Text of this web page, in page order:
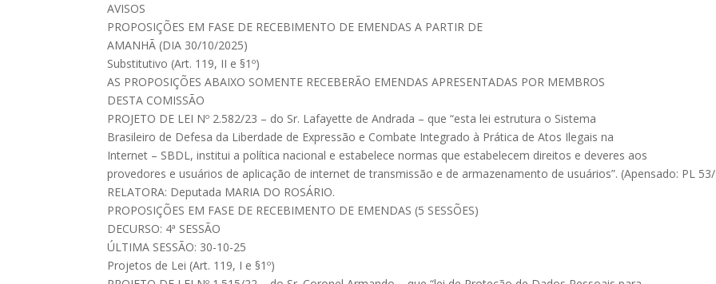
AVISOS
PROPOSIÇÕES EM FASE DE RECEBIMENTO DE EMENDAS A PARTIR DE
AMANHÃ (DIA 30/10/2025)
Substitutivo (Art. 119, II e §1º)
AS PROPOSIÇÕES ABAIXO SOMENTE RECEBERÃO EMENDAS APRESENTADAS POR MEMBROS
DESTA COMISSÃO
PROJETO DE LEI Nº 2.582/23 – do Sr. Lafayette de Andrada – que “esta lei estrutura o Sistema
Brasileiro de Defesa da Liberdade de Expressão e Combate Integrado à Prática de Atos Ilegais na
Internet – SBDL, institui a política nacional e estabelece normas que estabelecem direitos e deveres aos
provedores e usuários de aplicação de internet de transmissão e de armazenamento de usuários”. (Apensado: PL
RELATORA: Deputada MARIA DO ROSÁRIO.
PROPOSIÇÕES EM FASE DE RECEBIMENTO DE EMENDAS (5 SESSÕES)
DECURSO: 4ª SESSÃO
ÚLTIMA SESSÃO: 30-10-25
Projetos de Lei (Art. 119, I e §1º)